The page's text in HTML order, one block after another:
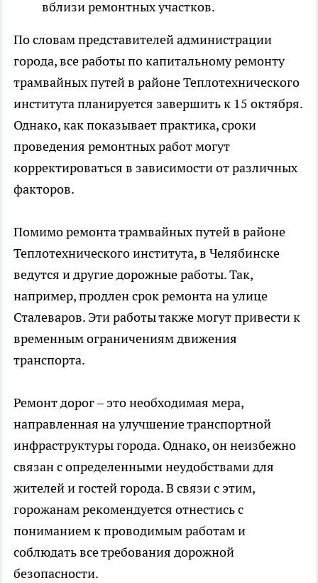
вблизи ремонтных участков.
По словам представителей администрации
города, все работы по капитальному ремонту
трамвайных путей в районе Теплотехнического
института планируется завершить к 15 октября.
Однако, как показывает практика, сроки
проведения ремонтных работ могут
корректироваться в зависимости от различных
факторов.
Помимо ремонта трамвайных путей в районе
Теплотехнического института, в Челябинске
ведутся и другие дорожные работы. Так,
например, продлен срок ремонта на улице
Сталеваров. Эти работы также могут привести к
временным ограничениям движения
транспорта.
Ремонт дорог – это необходимая мера,
направленная на улучшение транспортной
инфраструктуры города. Однако, он неизбежно
связан с определенными неудобствами для
жителей и гостей города. В связи с этим,
горожанам рекомендуется отнестись с
пониманием к проводимым работам и
соблюдать все требования дорожной
безопасности.